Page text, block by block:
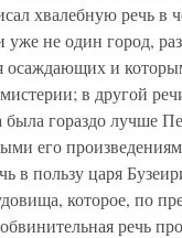
хва­лебную речь в
уже не один город,
осаждающих и
в другой
была гораздо лучше
его
в пользу царя
которое, по
речь